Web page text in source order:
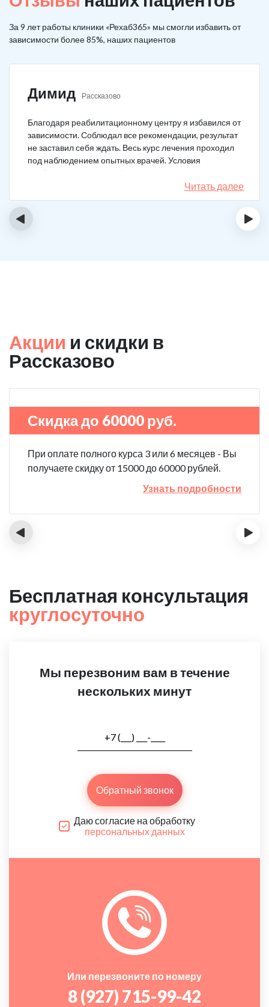
За 9 лет работы клиники «Рехаб365» мы смогли избавить от
зависимости более 85%, наших пациентов
Димид Рассказово
Благодаря реабилитационному центру я избавился от
зависимости. Соблюдал все рекомендации, результат
не заставил себя ждать. Весь курс лечения проходил
под наблюдением опытных врачей. Условия
пребывания супер комфортные: вкусная еда, уютно,
есть все необходимое для жизни. У меня не возникало
никаких стрессовых ситуаций.
Читать далее
‹ ›
Акции и скидки в
Рассказово
Скидка до 60000 руб.
При оплате полного курса 3 или 6 месяцев - Вы
получаете скидку от 15000 до 60000 рублей.
Узнать подробности
‹ ›
Бесплатная консультация
круглосуточно
Мы перезвоним вам в течение
нескольких минут
Обратный звонок
Даю согласие на обработку
персональных данных
Или перезвоните по номеру
8 (927) 715-99-42